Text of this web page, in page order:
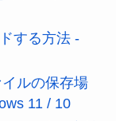
する方法 -
ルの保存場
11 / 10